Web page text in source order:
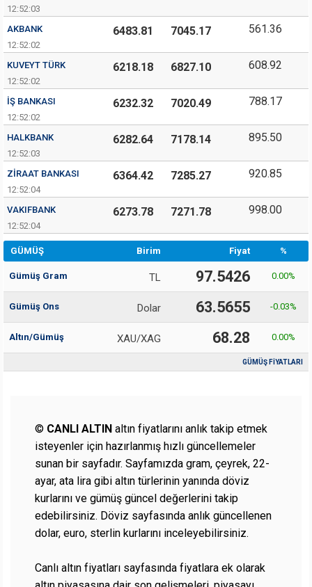
12:52:03
AKBANK
12:52:02
6483.81 7045.17 561.36
KUVEYT TÜRK
12:52:02
6218.18 6827.10 608.92
İŞ BANKASI
12:52:02
6232.32 7020.49 788.17
HALKBANK
12:52:03
6282.64 7178.14 895.50
ZIRAAT BANKASI
12:52:04
6364.42 7285.27 920.85
VAKIFBANK
12:52:04
6273.78 7271.78 998.00
GÜMÜŞ Birim Fiyat %
Gümüş Gram TL 97.5426 0.00%
Gümüş Ons Dolar 63.5655 -0.03%
Altın/Gümüş XAU/XAG 68.28 0.00%
GÜMÜŞ FİYATLARI
© CANLI ALTIN altın fiyatlarını anlık takip etmek
isteyenler için hazırlanmış hızlı güncellemeler
sunan bir sayfadır. Sayfamızda gram, çeyrek, 22-
ayar, ata lira gibi altın türlerinin yanında döviz
kurlarını ve gümüş güncel değerlerini takip
edebilirsiniz. Döviz sayfasında anlık güncellenen
dolar, euro, sterlin kurlarını inceleyebilirsiniz.
Canlı altın fiyatları sayfasında fiyatlara ek olarak